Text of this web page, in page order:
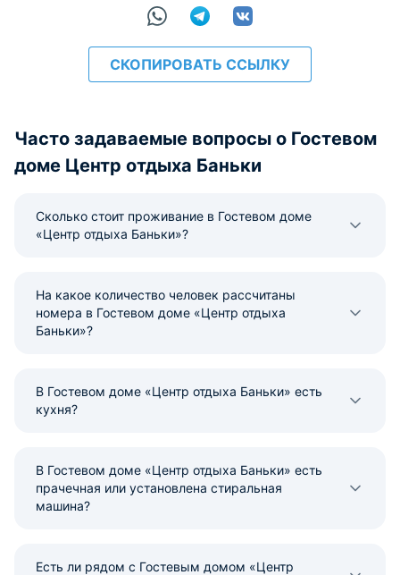
СКОПИРОВАТЬ ССЫЛКУ
Часто задаваемые вопросы о Гостевом
доме Центр отдыха Баньки
Сколько стоит проживание в Гостевом доме
«Центр отдыха Баньки»?
На какое количество человек рассчитаны
номера в Гостевом доме «Центр отдыха
Баньки»?
В Гостевом доме «Центр отдыха Баньки» есть
кухня?
В Гостевом доме «Центр отдыха Баньки» есть
прачечная или установлена стиральная
машина?
Есть ли рядом с Гостевым домом «Центр